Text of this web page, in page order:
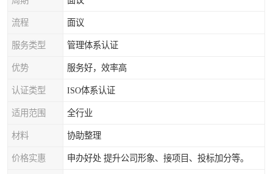
流程 面议
服务类型 管理体系认证
优势 服务好，效率高
认证类型 ISO体系认证
适用范围 全行业
材料 协助整理
价格实惠 申办好处 提升公司形象、接项目、投标加分等。